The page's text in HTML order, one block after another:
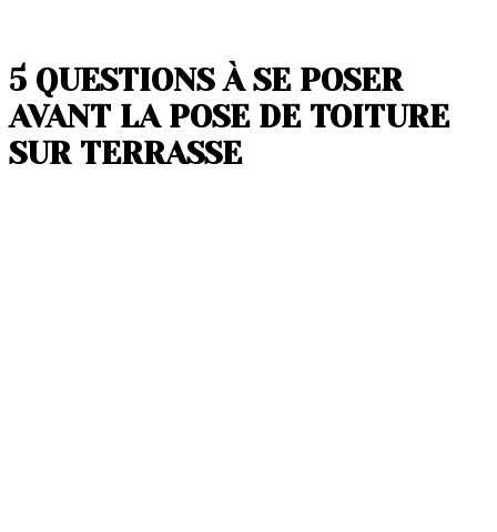
5 QUESTIONS À SE POSER
AVANT LA POSE DE TOITURE
SUR TERRASSE